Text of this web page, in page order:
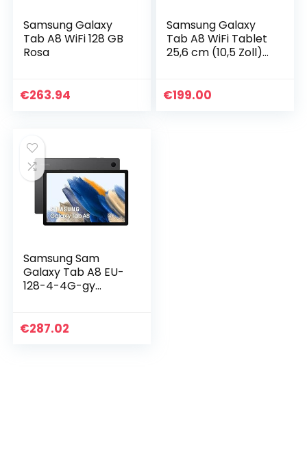
Samsung Galaxy
Tab A8 WiFi 128 GB
Rosa
€263.94
Samsung Galaxy
Tab A8 WiFi Tablet
25,6 cm (10,5 Zoll)
(spanische
€199.00
Samsung Sam
Galaxy Tab A8 EU-
128-4-4G-gy
€287.02